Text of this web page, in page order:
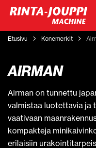
Etusivu Konemerkit
AIRMAN
Airman on tunnettu
valmistaa luotettavia ja
vaativaan
kompakteja
erilaisiin